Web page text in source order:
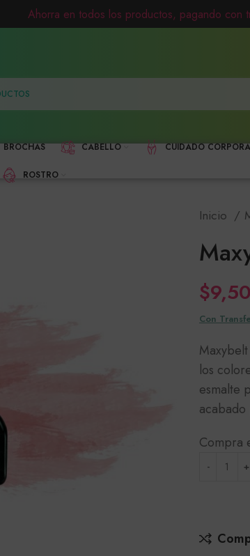
BROCHAS CABELLO CUIDADO
ROSTRO
Inicio
$
Con
los
esmalte
Compra
Ahorra en todos los productos, pagando con